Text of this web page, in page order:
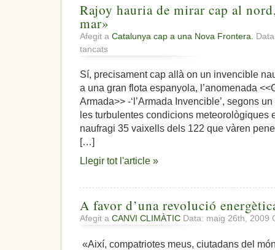
Rajoy hauria de mirar cap al
mar»
Afegit a Catalunya cap a una Nova Frontera.
tancats
Rajoy
de
mirar
cap
al
nord,
«més
la
Sí, precisament cap allà on un invencible
a una gran flota espanyola, l’anomenada
Armada>> -‘l’Armada Invencible’, segons
les turbulentes condicions meteorològiques
naufragi 35 vaixells dels 122 que vàren
[…]
Llegir tot l'article »
A favor d’una revolució
Afegit a CANVI CLIMÀTIC Data: maig 26th, 2009
«Així, compatriotes meus, ciutadans del